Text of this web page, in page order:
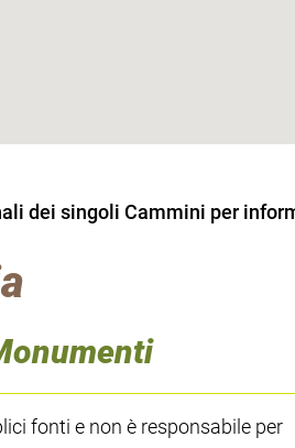
dei singoli Cammini per
fonti e non è responsabile per